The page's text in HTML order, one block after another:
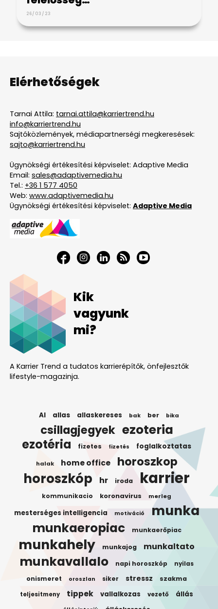
26/03/23
Elérhetőségek
Tarnai Attila: tarnai.attila@karriertrend.hu
info@karriertrend.hu
Sajtóközlemények, médiapartnerségi megkeresések:
sajto@karriertrend.hu
Ügynökségi értékesítési képviselet: Adaptive Media
Email: sales@adaptivemedia.hu
Tel.: +36 1 577 4050
Web: www.adaptivemedia.hu
Ügynökségi értékesítési képviselet: Adaptive Media
Kik
vagyunk
mi?
A Karrier Trend a tudatos karrierépítők, önfejlesztők
lifestyle-magazinja.
AI allas allaskereses bak ber bika
csillagjegyek ezoteria
ezotéria fizetes fizetés foglalkoztatas
halak home office horoszkop
horoszkóp hr iroda karrier
kommunikacio koronavirus merleg
mesterséges intelligencia motiváció munka
munkaeropiac munkaerőpiac
munkahely munkajog munkaltato
munkavallalo napi horoszkóp nyilas
onismeret oroszlan siker stressz szakma
teljesitmeny tippek vallalkozas vezető állás